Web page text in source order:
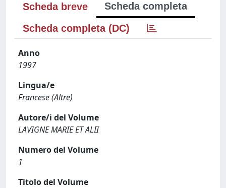
Scheda breve
Scheda completa
Scheda completa (DC)
Anno
1997
Lingua/e
Francese (Altre)
Autore/i del Volume
LAVIGNE MARIE ET ALII
Numero del Volume
1
Titolo del Volume